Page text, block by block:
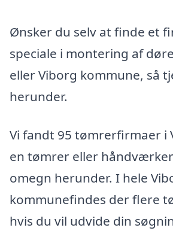
Ønsker du selv at finde et
speciale i montering af
eller Viborg kommune, så
herunder.
Vi fandt 95 tømrerfirmaer i
en tømrer eller
omegn herunder. I hele
kommunefindes der flere
hvis du vil udvide din